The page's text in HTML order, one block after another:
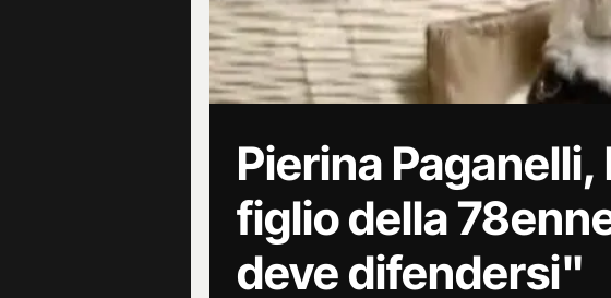
Pierina
figlio della
deve difendersi"